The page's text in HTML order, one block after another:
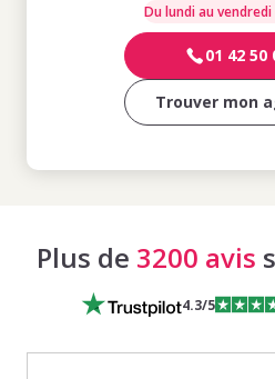
Du lundi au vendredi
01 42 50
Trouver mon
Plus de 3200 avis
4.3/5